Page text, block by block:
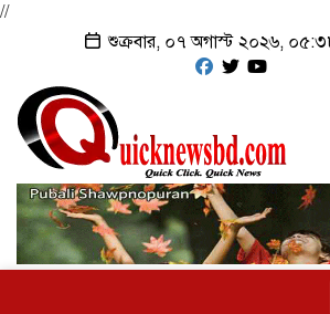
//
শুক্রবার, ০৭ অগাস্ট ২০২৬, ০৫:৩৮